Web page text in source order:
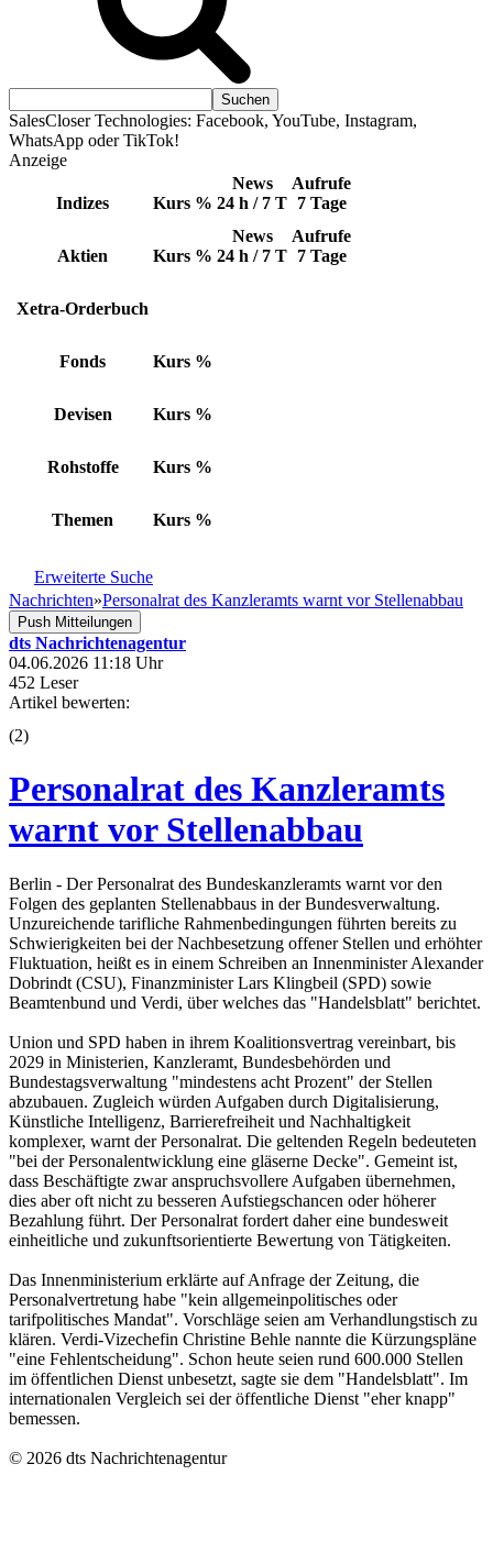
SalesCloser Technologies: Facebook, YouTube, Instagram,
WhatsApp oder TikTok!
Anzeige
Indizes Kurs %
News
24 h / 7 T
Aufrufe
7 Tage
Aktien Kurs %
News
24 h / 7 T
Aufrufe
7 Tage
Xetra-Orderbuch
Fonds Kurs %
Devisen Kurs %
Rohstoffe Kurs %
Themen Kurs %
Erweiterte Suche
Nachrichten»Personalrat des Kanzleramts warnt vor Stellenabbau
Push Mitteilungen
dts Nachrichtenagentur
04.06.2026 11:18 Uhr
452 Leser
Artikel bewerten:
(2)
Personalrat des Kanzleramts
warnt vor Stellenabbau
Berlin - Der Personalrat des Bundeskanzleramts warnt vor den
Folgen des geplanten Stellenabbaus in der Bundesverwaltung.
Unzureichende tarifliche Rahmenbedingungen führten bereits zu
Schwierigkeiten bei der Nachbesetzung offener Stellen und erhöhter
Fluktuation, heißt es in einem Schreiben an Innenminister Alexander
Dobrindt (CSU), Finanzminister Lars Klingbeil (SPD) sowie
Beamtenbund und Verdi, über welches das "Handelsblatt" berichtet.
Union und SPD haben in ihrem Koalitionsvertrag vereinbart, bis
2029 in Ministerien, Kanzleramt, Bundesbehörden und
Bundestagsverwaltung "mindestens acht Prozent" der Stellen
abzubauen. Zugleich würden Aufgaben durch Digitalisierung,
Künstliche Intelligenz, Barrierefreiheit und Nachhaltigkeit
komplexer, warnt der Personalrat. Die geltenden Regeln bedeuteten
"bei der Personalentwicklung eine gläserne Decke". Gemeint ist,
dass Beschäftigte zwar anspruchsvollere Aufgaben übernehmen,
dies aber oft nicht zu besseren Aufstiegschancen oder höherer
Bezahlung führt. Der Personalrat fordert daher eine bundesweit
einheitliche und zukunftsorientierte Bewertung von Tätigkeiten.
Das Innenministerium erklärte auf Anfrage der Zeitung, die
Personalvertretung habe "kein allgemeinpolitisches oder
tarifpolitisches Mandat". Vorschläge seien am Verhandlungstisch zu
klären. Verdi-Vizechefin Christine Behle nannte die Kürzungspläne
"eine Fehlentscheidung". Schon heute seien rund 600.000 Stellen
im öffentlichen Dienst unbesetzt, sagte sie dem "Handelsblatt". Im
internationalen Vergleich sei der öffentliche Dienst "eher knapp"
bemessen.
© 2026 dts Nachrichtenagentur